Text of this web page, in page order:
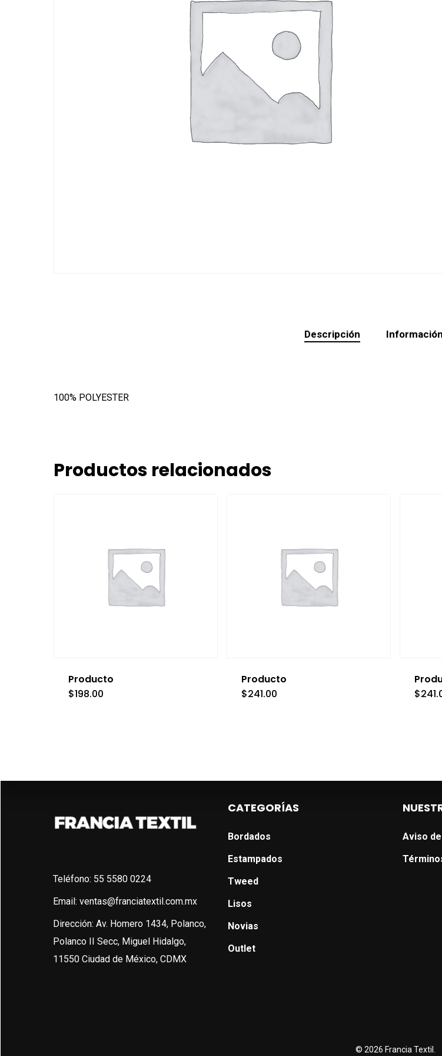
Descripción
100% POLYESTER
Productos relacionados
Producto
$198.00
Producto
$241.00
$
Teléfono: 55 5580 0224
Email: ventas@franciatextil.com.mx
Dirección: Av. Homero 1434, Polanco,
Polanco II Secc, Miguel Hidalgo,
11550 Ciudad de México, CDMX
CATEGORÍAS
Bordados
Estampados
Tweed
Lisos
Novias
Outlet
Aviso
© 2026 Francia Textil.